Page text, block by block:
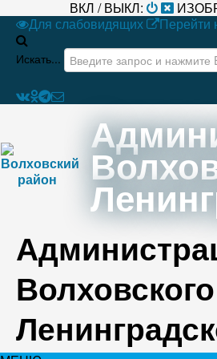
ВКЛ / ВЫКЛ:
Для слабовидящих
Перейти
Искать...